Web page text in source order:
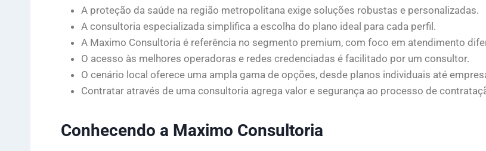
A proteção da saúde na região metropolitana exige soluções robustas e personalizadas.
A consultoria especializada simplifica a escolha do plano ideal para cada perfil.
A Maximo Consultoria é referência no segmento premium, com foco em atendimento
O acesso às melhores operadoras e redes credenciadas é facilitado por um consultor.
O cenário local oferece uma ampla gama de opções, desde planos individuais até
Contratar através de uma consultoria agrega valor e segurança ao processo de
Conhecendo a Maximo Consultoria